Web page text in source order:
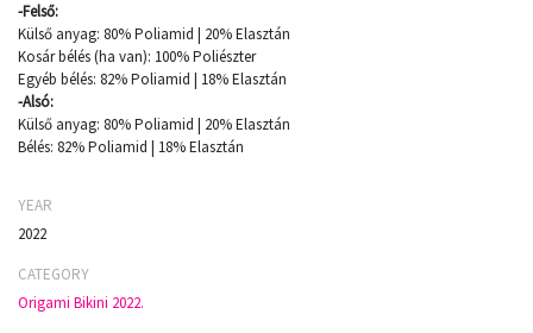
-Felső:
Külső anyag: 80% Poliamid | 20% Elasztán
Kosár bélés (ha van): 100% Poliészter
Egyéb bélés: 82% Poliamid | 18% Elasztán
-Alsó:
Külső anyag: 80% Poliamid | 20% Elasztán
Bélés: 82% Poliamid | 18% Elasztán
YEAR
2022
CATEGORY
Origami Bikini 2022.